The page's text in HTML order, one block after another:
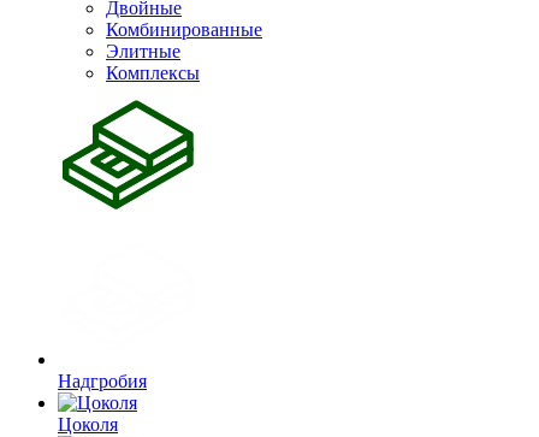
Двойные
Комбинированные
Элитные
Комплексы
Надгробия
Цоколя